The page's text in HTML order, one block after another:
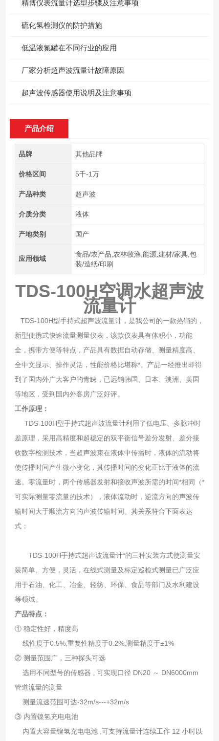
精博仪表流量计选型步骤及注意事项
硫化氢检测仪的防护措施
低温液氮罐在不同行业的应用
厂家分析超声波流量计故障原因
超声波传感器使用说明及注意事项
产品介绍
品牌 其他品牌
价格区间 5千-1万
产品种类 超声波
介质分类 液体
产地类别 国产
应用领域
食品/农产品,农林牧渔,能源,建材/家具,包
装/造纸/印刷
TDS-100H空调水超声波
流量计
TDS-100H型手持式超声波流量计，是我公司的一款热销的，
新型便携式快速流量测量仪表，该款仪表具有体积小，功能
全，携带方便等特点，产品具有数据自动存储、测量精度高、
全中文显示、操作灵活，性能价格比堪称*。产品一经推出即得
到了国内外广大客户的青睐，已远销韩国、日本、澳洲、美国
等地区，受到国内外客房广泛好评。
工作原理：
TDS-100H型手持式超声波流量计利用了低电压、多脉冲时
差原理，采用高精度和超稳定的双平衡信号差分发射、差分接
收数字检测技术，当超声波束在液体中传播时，液体的流动将
使传播时间产生微小变化，其传播时间的变化正比于液体的流
速。零流量时，两个传感器发射和接收声波所需的时间*相同（*
可实际测量零流量的技术），液体流动时，逆流方向的声波传
输时间大于顺流方向的声波传输时间。其关系符合下面表达
式：
TDS-100H手持式超声波流量计*的三种安装方式使测量安
装简单、方便，灵活，在线式测量及标定巡检式测量已广泛应
用于石油、化工、冶金、轻纺、环保、食品等部门及水利建设
等领域。
产品特点：
① 稳定性好，精度高
线性度于0.5%,重复性精度于0.2%,测量精度于±1%
② 测量范围广，三种探头可选
选用不同型号的传感器 , 可实现口径 DN20 ～ DN6000mm
管道流量的测量
测量流速范围可达-32m/s---+32m/s
③ 内置镍氢充电电池
内置大容量镍氢充电电池 ,可支持流量计连续工作 12 小时以